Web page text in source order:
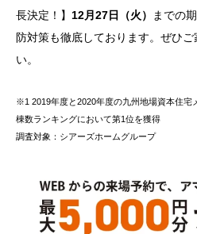
長決定！】 12月27日（火）
までの
防対策も徹底しております。ぜひ
い。
※1 2019年度と2020年度の九州地場資本住宅
棟数ランキングにおいて第1位を獲得
調査対象：シアーズホームグループ